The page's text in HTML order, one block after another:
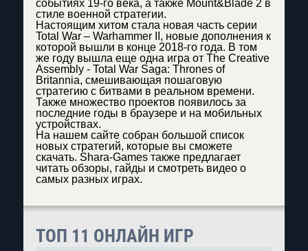
событиях 19-го века, а также Mount&Blade 2 в
стиле военной стратегии.
Настоящим хитом стала новая часть серии
Total War – Warhammer II, новые дополнения к
которой вышли в конце 2018-го года. В том
же году вышла еще одна игра от The Creative
Assembly - Total War Saga: Thrones of
Britannia, смешивающая пошаговую
стратегию с битвами в реальном времени.
Также множество проектов появилось за
последние годы в браузере и на мобильных
устройствах.
На нашем сайте собран большой список
новых стратегий, которые вы сможете
скачать. Shara-Games также предлагает
читать обзоры, гайды и смотреть видео о
самых разных играх.
ТОП 11 ОНЛАЙН ИГР